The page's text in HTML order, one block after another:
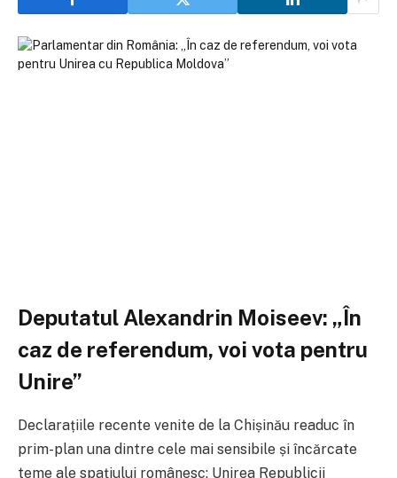
Deputatul Alexandrin Moiseev: „În
caz de referendum, voi vota pentru
Unire”
Declarațiile recente venite de la Chișinău readuc în
prim-plan una dintre cele mai sensibile și încărcate
teme ale spațiului românesc: Unirea Republicii